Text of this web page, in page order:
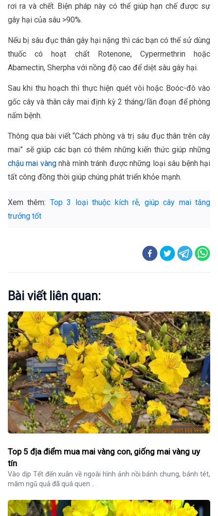
rơi ra và chết. Biện pháp này có thể giúp hạn chế được sự
gây hại của sâu >90%.
Nếu bị sâu đục thân gây hại nặng thì các bạn có thể sử dùng
thuốc có hoạt chất Rotenone, Cypermethrin hoặc
Abamectin, Sherpha với nồng độ cao để diệt sâu gây hại.
Sau khi thu hoạch thì thực hiện quét vôi hoặc Boóc-đô vào
gốc cây và thân cây mai định kỳ 2 tháng/lần đoạn để phòng
nấm bệnh.
Thông qua bài viết “Cách phòng và trị sâu đục thân trên cây
mai” sẽ giúp các bạn có thêm những kiến thức giúp những
chậu mai vàngnhà mình tránh được những loại sâu bệnh hại
tất công đồng thời giúp chúng phát triển khỏe mạnh.
Xem thêm: Top 3 loại thuộc kích rễ, giúp cây mai tăng
trưởng tốt
Bài viết liên quan:
Top 5 địa điểm mua mai vàng con, giống mai vàng uy
tín
Vào dịp Tết đến xuân về ngoài hình ảnh nồi bánh chưng, bánh tét,
mâm ngũ quả đã quá quen...